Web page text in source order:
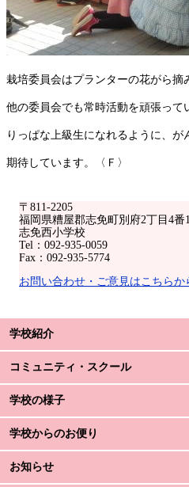
〒811-2205
福岡県糟屋郡志免町別府2丁目4番
志免西小学校
Tel：092-935-0059
Fax：092-935-5774
お問い合わせ・ご意見はこちらか
学校紹介
コミュニティ・スクール
学校の様子
学校からのお便り
お知らせ
栽培委員会はプランターの花がら摘
他の委員会でも常時活動を頑張って
りっぱな上級生になれるように、が
期待しています。〈Ｆ〉